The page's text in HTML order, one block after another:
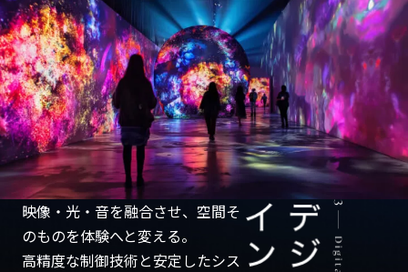
映像・光・音を融合させ、空間そ
のものを体験へと変える。
高精度な制御技術と安定したシス